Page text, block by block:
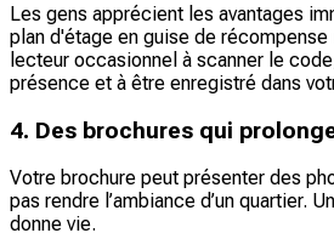
Les gens apprécient les avantages
plan d'étage en guise de récompense
lecteur occasionnel à scanner le
présence et à être enregistré dans
4. Des brochures qui
Votre brochure peut présenter des
pas rendre l’ambiance d’un quartier.
donne vie.